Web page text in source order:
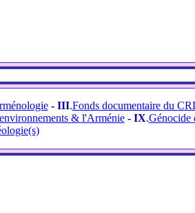
- III.Fonds documentaire du
& l'Arménie- IX.Génocide